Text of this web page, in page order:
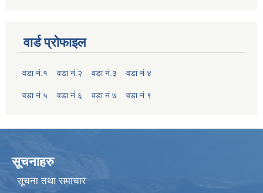
वार्ड प्रोफाइल
वडा नं.१ वडा नं.२ वडा नं.३ वडा नं ४
वडा नं ५ वडा नं ६ वडा नं ७ वडा नं ९
सूचनाहरु
सूचना तथा समाचार